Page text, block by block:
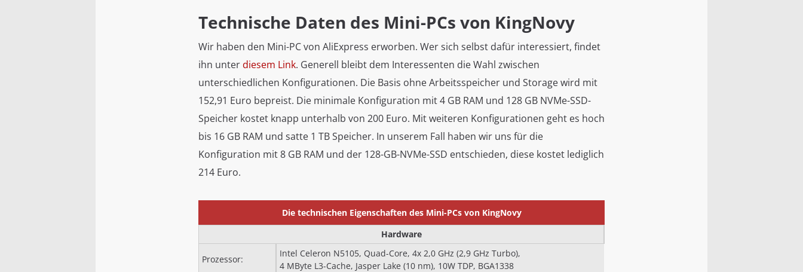
Technische Daten des Mini-PCs von KingNovy
Wir haben den Mini-PC von AliExpress erworben. Wer sich selbst dafür interessiert, findet
ihn unterdiesem Link. Generell bleibt dem Interessenten die Wahl zwischen
unterschiedlichen Konfigurationen. Die Basis ohne Arbeitsspeicher und Storage wird mit
152,91 Euro bepreist. Die minimale Konfiguration mit 4 GB RAM und 128 GB NVMe-SSD-
Speicher kostet knapp unterhalb von 200 Euro. Mit weiteren Konfigurationen geht es hoch
bis 16 GB RAM und satte 1 TB Speicher. In unserem Fall haben wir uns für die
Konfiguration mit 8 GB RAM und der 128-GB-NVMe-SSD entschieden, diese kostet lediglich
214 Euro.
Die technischen Eigenschaften des Mini-PCs von KingNovy
Hardware
Prozessor:
Intel Celeron N5105, Quad-Core, 4x 2,0 GHz (2,9 GHz Turbo),
4 MByte L3-Cache, Jasper Lake (10 nm), 10W TDP, BGA1338